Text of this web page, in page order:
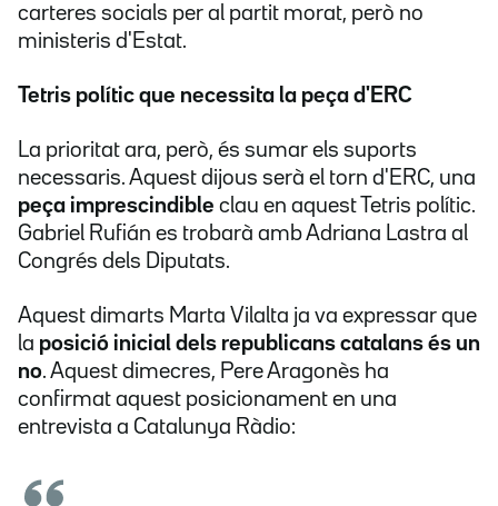
carteres socials per al partit morat, però no
ministeris d'Estat.
Tetris polític que necessita la peça d'ERC
La prioritat ara, però, és sumar els suports
necessaris. Aquest dijous serà el torn d'ERC, una
peça imprescindible clau en aquest Tetris polític.
Gabriel Rufián es trobarà amb Adriana Lastra al
Congrés dels Diputats.
Aquest dimarts Marta Vilalta ja va expressar que
la posició inicial dels republicans catalans és un
no. Aquest dimecres, Pere Aragonès ha
confirmat aquest posicionament en una
entrevista a Catalunya Ràdio: